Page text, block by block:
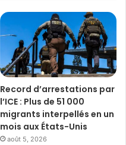
Record d’arrestations par
l’ICE : Plus de 51 000
migrants interpellés en un
mois aux États-Unis
août 5, 2026